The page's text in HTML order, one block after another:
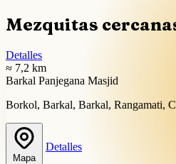
Mezquitas
Detalles
≈ 7,2 km
Barkal Panjegana Masjid
Borkol, Barkal, Barkal, Rangamati,
Mapa
Detalles